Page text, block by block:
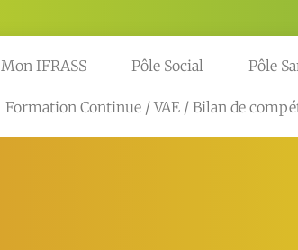
Mon IFRASS Pôle Social Pôle
Formation Continue / VAE / Bilan de